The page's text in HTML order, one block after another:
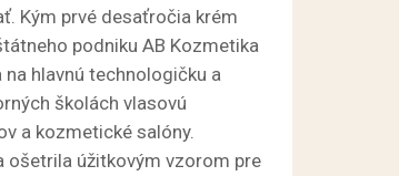
Kým prvé desaťročia krém
podniku AB Kozmetika
hlavnú technologičku a
školách vlasovú
a kozmetické salóny.
ošetrila úžitkovým vzorom pre